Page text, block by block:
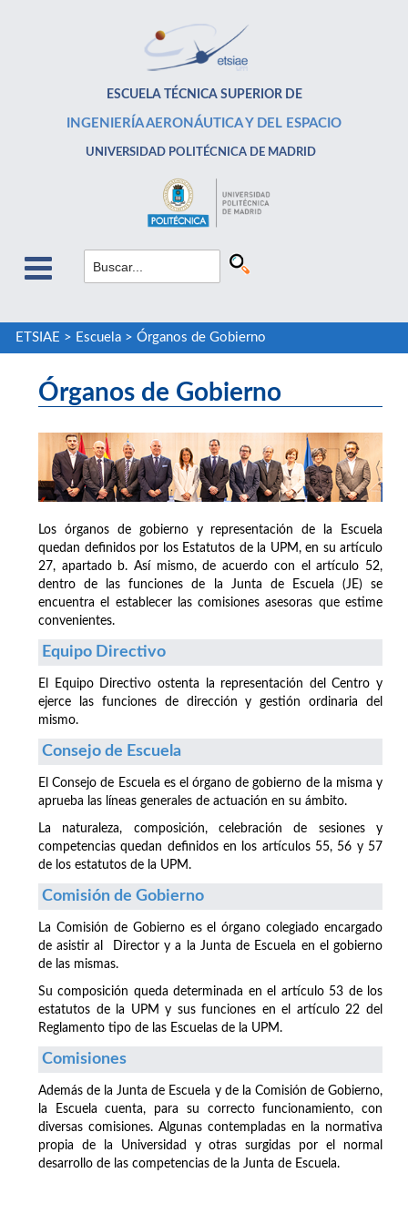
ESCUELA TÉCNICA SUPERIOR DE
INGENIERÍA AERONÁUTICA Y DEL ESPACIO
UNIVERSIDAD POLITÉCNICA DE MADRID
ETSIAE > Escuela> Órganos de Gobierno
Órganos de Gobierno
Los órganos de gobierno y representación de la Escuela
quedan definidos por los Estatutos de la UPM, en su artículo
27, apartado b. Así mismo, de acuerdo con el artículo 52,
dentro de las funciones de la Junta de Escuela (JE) se
encuentra el establecer las comisiones asesoras que estime
convenientes.
Equipo Directivo
El Equipo Directivo ostenta la representación del Centro y
ejerce las funciones de dirección y gestión ordinaria del
mismo.
Consejo de Escuela
El Consejo de Escuela es el órgano de gobierno de la misma y
aprueba las líneas generales de actuación en su ámbito.
La naturaleza, composición, celebración de sesiones y
competencias quedan definidos en los artículos 55, 56 y 57
de los estatutos de la UPM.
Comisión de Gobierno
La Comisión de Gobierno es el órgano colegiado encargado
de asistir al Director y a la Junta de Escuela en el gobierno
de las mismas.
Su composición queda determinada en el artículo 53 de los
estatutos de la UPM y sus funciones en el artículo 22 del
Reglamento tipo de las Escuelas de la UPM.
Comisiones
Además de la Junta de Escuela y de la Comisión de Gobierno,
la Escuela cuenta, para su correcto funcionamiento, con
diversas comisiones. Algunas contempladas en la normativa
propia de la Universidad y otras surgidas por el normal
desarrollo de las competencias de la Junta de Escuela.